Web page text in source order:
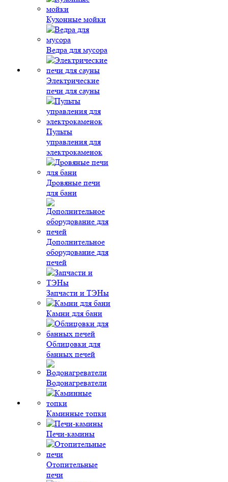
Кухонные мойки
Ведра для мусора
Электрические
печи для сауны
Пульты
управления для
электрокаменок
Дровяные печи
для бани
Дополнительное
оборудование для
печей
Запчасти и ТЭНы
Камни для бани
Облицовки для
банных печей
Водонагреватели
Каминные топки
Печи-камины
Отопительные
печи